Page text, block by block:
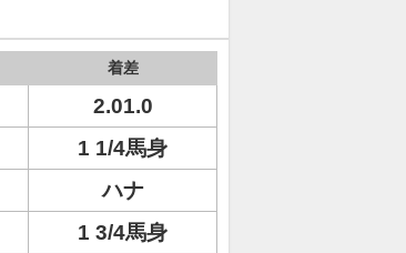
着差
2.01.0
1 1/4馬身
ハナ
1 3/4馬身